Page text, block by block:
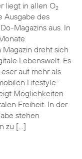
liegt in allen O2
Ausgabe des
Magazins aus. In
dreht sich
Lebenswelt. Es
auf mehr als
Lifestyle-
Möglichkeiten
Freiheit. In der
stehen
zu […]